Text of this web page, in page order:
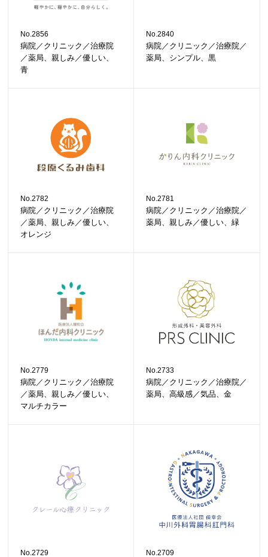
No.2856
病院／クリニック／治療院
／薬局、親しみ／優しい、
青
No.2840
病院／クリニック／治療院／
薬局、シンプル、黒
No.2782
病院／クリニック／治療院
／薬局、親しみ／優しい、
オレンジ
No.2781
病院／クリニック／治療院／
薬局、親しみ／優しい、緑
No.2779
病院／クリニック／治療院
／薬局、親しみ／優しい、
マルチカラー
No.2733
病院／クリニック／治療院／
薬局、高級感／気品、金
No.2729 No.2709